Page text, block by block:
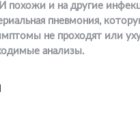
и на другие
пневмония,
не проходят или
анализы.